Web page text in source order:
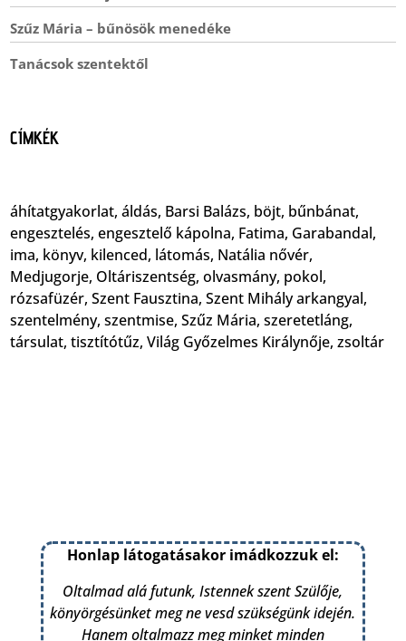
Szűz Mária – bűnösök menedéke
Tanácsok szentektől
CÍMKÉK
áhítatgyakorlat,áldás, Barsi Balázs, böjt, bűnbánat,
engesztelés,engesztelő kápolna, Fatima, Garabandal,
ima, könyv, kilenced, látomás, Natália nővér,
Medjugorje, Oltáriszentség,olvasmány, pokol,
rózsafüzér,Szent Fausztina,Szent Mihály arkangyal,
szentelmény,szentmise,Szűz Mária,szeretetláng,
társulat,tisztítótűz,Világ Győzelmes Királynője,zsoltár
Honlap látogatásakor imádkozzuk el:
Oltalmad alá futunk, Istennek szent Szülője,
könyörgésünket meg ne vesd szükségünk idején.
Hanem oltalmazz meg minket minden